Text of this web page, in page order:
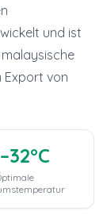
und ist
Export von